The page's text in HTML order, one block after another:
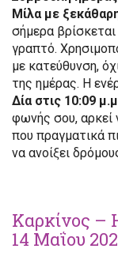
Μίλα με
σήμερα
γραπτό.
με κατεύθυνση,
της ημέρας. Η
Δία στις 10:09
φωνής σου, αρκεί
που πραγματικά
να ανοίξει
Καρκίνος –
14 Μαΐου